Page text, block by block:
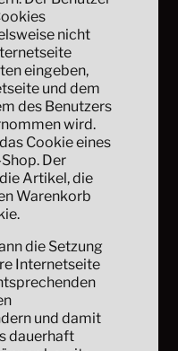
nicht
eingeben,
und dem
des Benutzers
wird.
Cookie eines
Der
Artikel, die
Warenkorb
die Setzung
Internetseite
und damit
dauerhaft